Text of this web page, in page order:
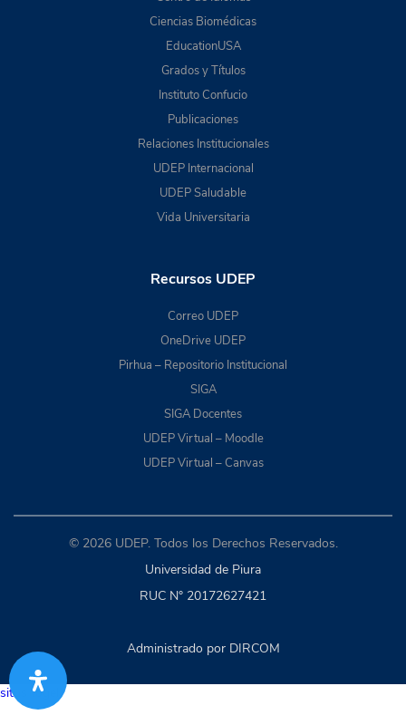
Ciencias Biomédicas
EducationUSA
Grados y Títulos
Instituto Confucio
Publicaciones
Relaciones Institucionales
UDEP Internacional
UDEP Saludable
Vida Universitaria
Recursos UDEP
Correo UDEP
OneDrive UDEP
Pirhua – Repositorio Institucional
SIGA
SIGA Docentes
UDEP Virtual – Moodle
UDEP Virtual – Canvas
© 2026 UDEP. Todos los Derechos Reservados.
Universidad de Piura
RUC N° 20172627421
Administrado por DIRCOM
situs togel